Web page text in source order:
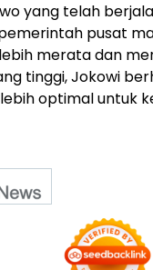
yang telah
pusat
merata dan
tinggi, Jokowi
optimal untuk